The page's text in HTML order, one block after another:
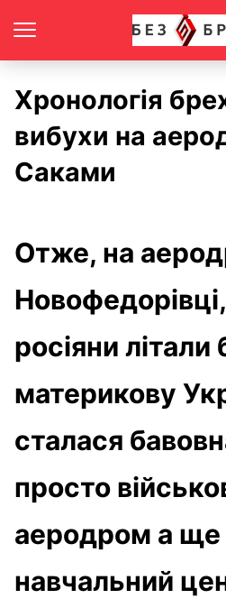
Хронологія
вибухи на
Саками
Отже, на
росіяни
материкову
сталася
просто
аеродром а ще
навчальний